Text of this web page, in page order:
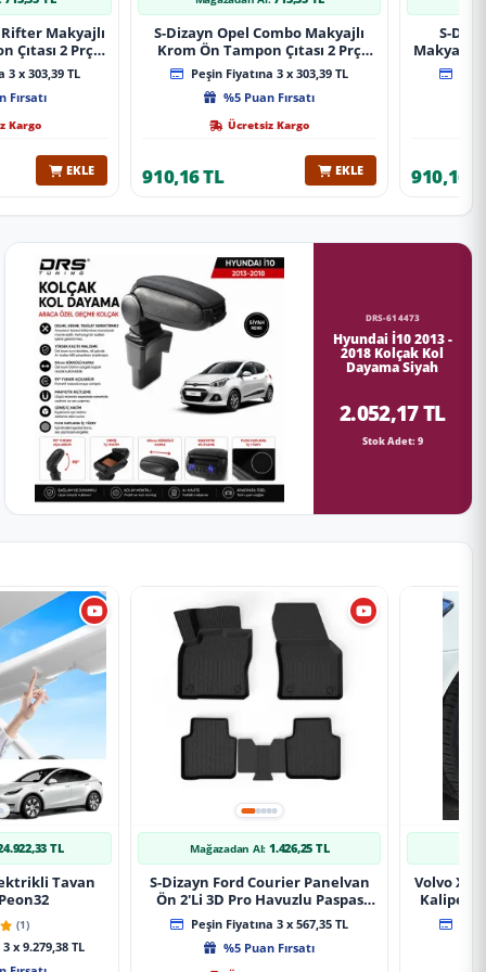
Makyajlı
Çıtası 2 Prç
Kalite
3 x 303,39 TL
Fırsatı
Kargo
EKLE
S-Dizayn Opel Combo Makyajlı
Krom Ön Tampon Çıtası 2 Prç
2023 Üzeri A+ Kalite
Peşin Fiyatına 3 x 303,39 TL
%5 Puan Fırsatı
Ücretsiz Kargo
910,16 TL EKLE
S-
Makyajlı
2 Prç
910,16
DRS-614473
Hyundai İ10 2013 -
2018 Kolçak Kol
Dayama Siyah
2.052,17 TL
Stok Adet: 9
TL
Tavan
(1)
x 9.279,38 TL
Mağazadan Al: 1.426,25 TL
S-Dizayn Ford Courier Panelvan
Ön 2'Li 3D Pro Havuzlu Paspas
2014-2024 A+ Kalite
Peşin Fiyatına 3 x 567,35 TL
%5 Puan Fırsatı
Volvo
Kaliper